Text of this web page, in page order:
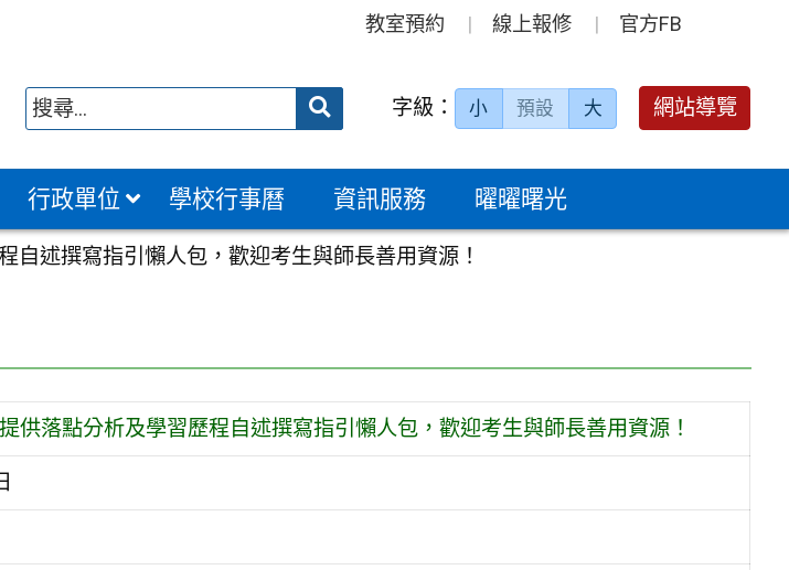
教室預約 線上報修 官方FB
送出 字級： 小 預設 大 網站導覽
行政單位 學校行事曆 資訊服務 曜曜曙光
自述撰寫指引懶人包，歡迎考生與師長善用資源！
供落點分析及學習歷程自述撰寫指引懶人包，歡迎考生與師長善用資源！